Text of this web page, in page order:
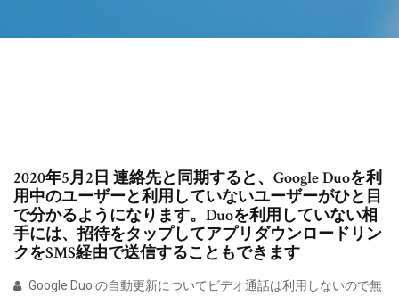
2020年5月2日 連絡先と同期すると、Google Duoを利
用中のユーザーと利用していないユーザーがひと目
で分かるようになります。Duoを利用していない相
手には、招待をタップしてアプリダウンロードリン
クをSMS経由で送信することもできます
Google Duo の自動更新についてビデオ通話は利用しないので無